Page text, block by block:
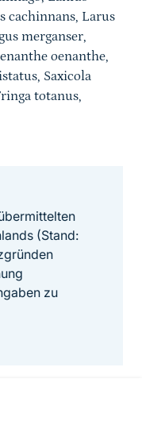
cachinnans, Larus
merganser,
oenanthe,
Saxicola
totanus,
(Stand:
zu